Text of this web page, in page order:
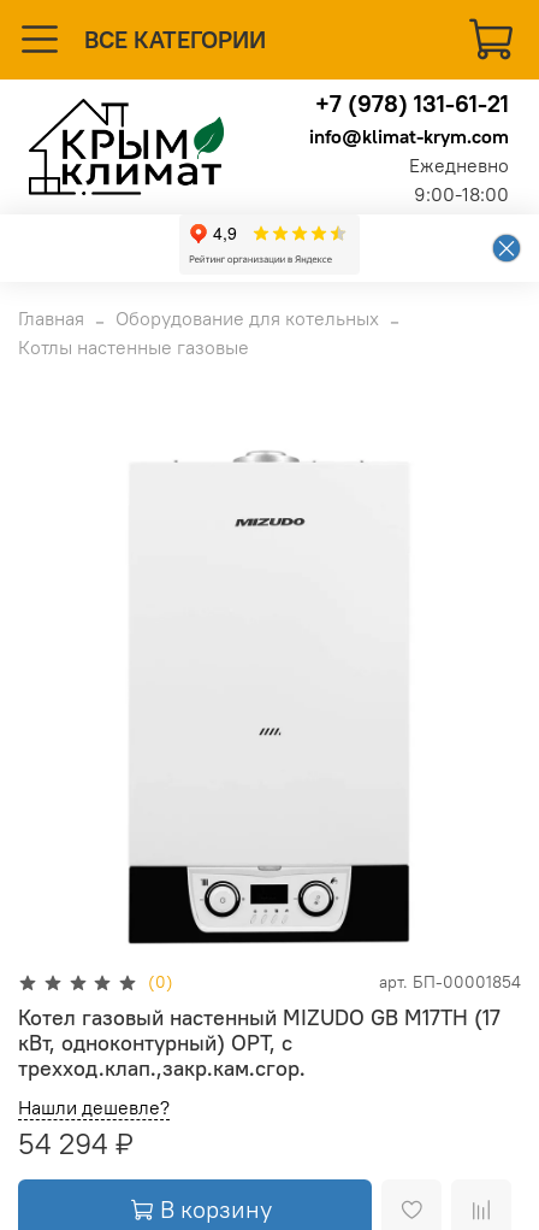
ВСЕ КАТЕГОРИИ
+7 (978) 131-61-21
info@klimat-krym.com
Ежедневно
9:00-18:00
Главная
Оборудование для котельных
Котлы настенные газовые
(0) арт. БП-00001854
Котел газовый настенный MIZUDO GB M17ТH (17
кВт, одноконтурный) OPT, с
трехход.клап.,закр.кам.сгор.
Нашли дешевле?
54 294 ₽
В корзину